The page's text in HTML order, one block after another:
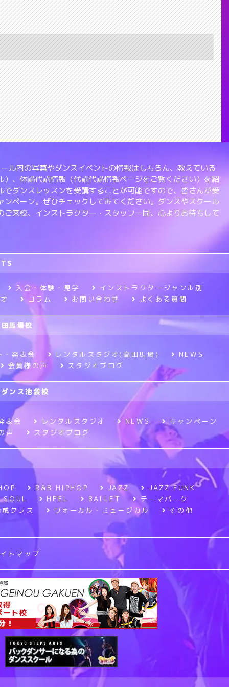
ル内の写真やダンスイベントの情報はもちろん、教えている
、休講代講情報（代講代講情報ページをご覧ください）を紹
ダンスレッスンを受講することが可能ですので、皆さんが受
ペーン。ぜひチェックしてみてください。ダンスやスクール
来校、インストラクター・スタッフ一同、心よりお待ちして
入会・体験・見学
インストラクタージャンル別
コラム お問い合わせ よくある質問
馬場校
・発表会 レンタルスタジオ(高田馬場)
NEWS
会員様の声
スタジオブログ
ンス池袋校
表会 レンタルスタジオ NEWS
キャンペーン
声
スタジオブログ
R&B HIPHOP JAZZ
JAZZ FUNK
SOUL
HEEL BALLET
テーマパーク
クラス
ヴォーカル・ミュージカル その他
トマップ